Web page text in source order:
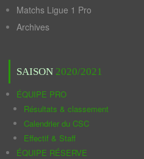
Matchs Ligue 1 Pro
Archives
SAISON 2020/2021
ÉQUIPE PRO
Résultats & classement
Calendrier du CSC
Effectif & Staff
ÉQUIPE RÉSERVE